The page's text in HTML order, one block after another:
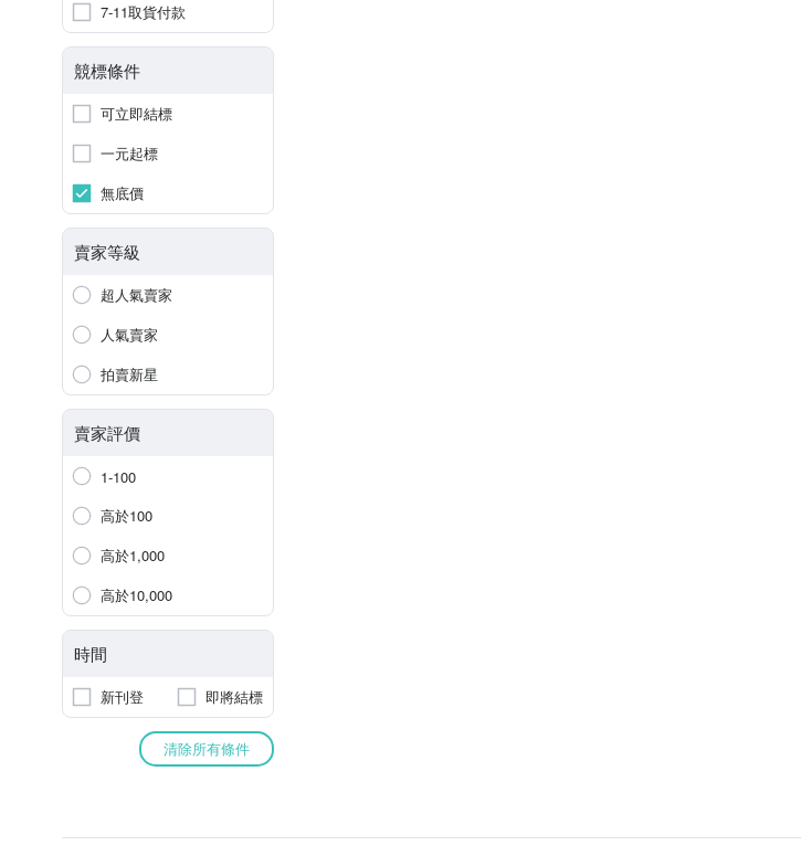
7-11取貨付款
競標條件
可立即結標
一元起標
無底價
賣家等級
超人氣賣家
人氣賣家
拍賣新星
賣家評價
1-100
高於100
高於1,000
高於10,000
時間
新刊登 即將結標
清除所有條件